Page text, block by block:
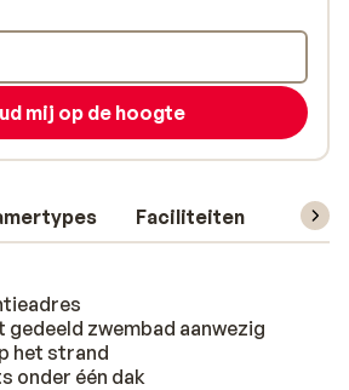
Faciliteiten
zwembad aanwezig
het strand
onder één dak
mij op de hoogte